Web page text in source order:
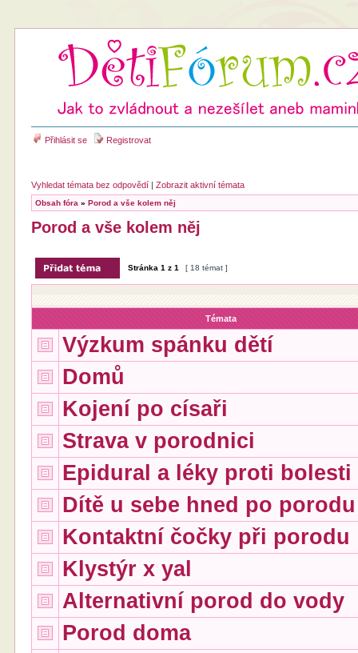
Přihlásit se Registrovat
Vyhledat témata bez odpovědí |Zobrazit aktivní témata
Obsah fóra »Porod a vše kolem něj
Porod a vše kolem něj
Stránka1 z1 [ 18 témat ]
Témata
Výzkum spánku dětí
Domů
Kojení po císaři
Strava v porodnici
Epidural a léky proti bolesti
Dítě u sebe hned po porodu
Kontaktní čočky při porodu
Klystýr x yal
Alternativní porod do vody
Porod doma